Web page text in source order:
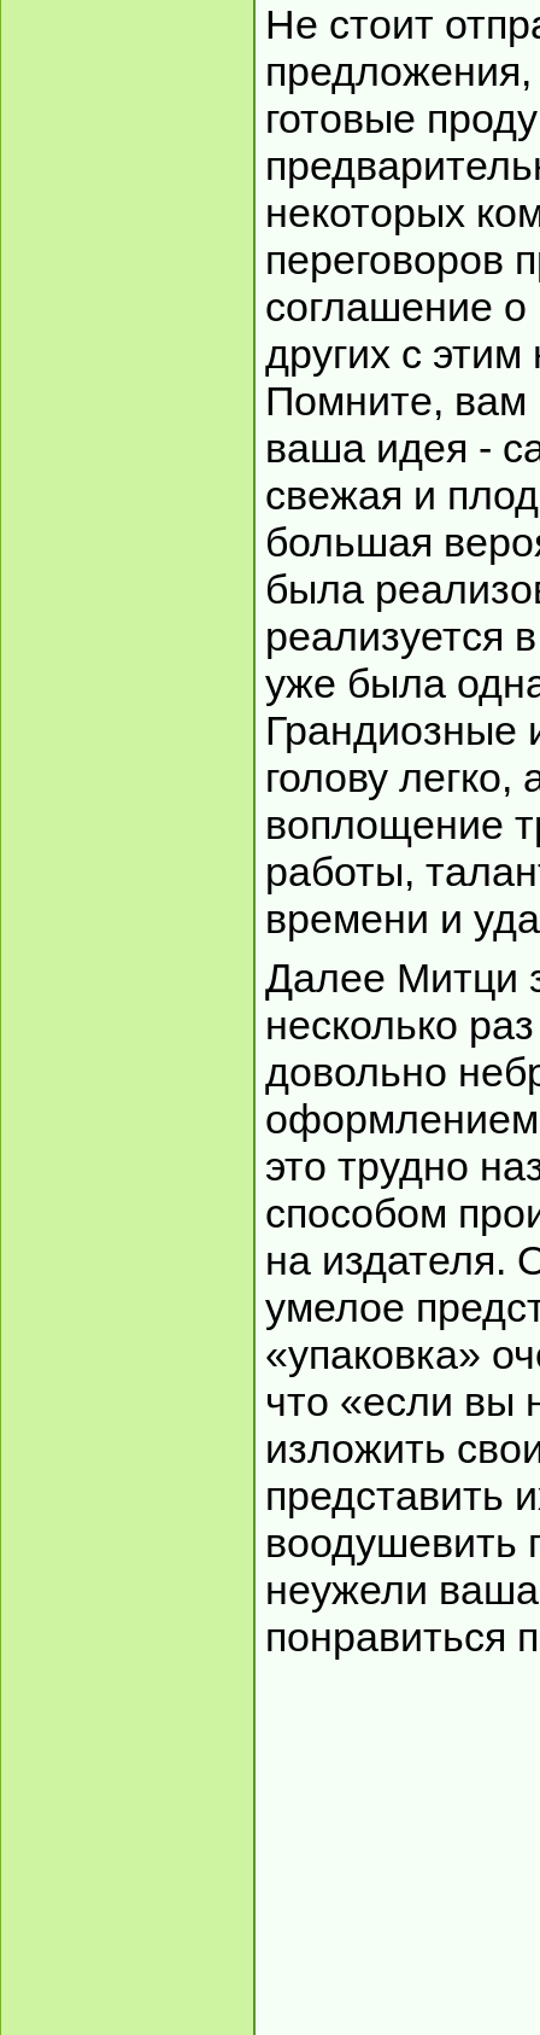
Не стоит
готовые
некоторых
переговоров
соглашение
других с этим
Помните, вам
ваша идея -
свежая и
большая
была
реализуется
уже была
Грандиозные
голову легко,
воплощение
работы,
времени и
Далее Митци
несколько
довольно
оформлением
это трудно
способом
на издателя.
умелое
«упаковка»
что «если вы
изложить
представить
воодушевить
неужели
понравиться